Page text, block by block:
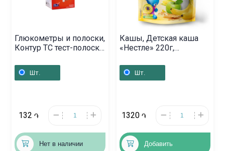
Глюкометры и полоски,
Контур ТС тест-полоски
Шт.
132 ֏
Нет в наличии
Кашы, Детская каша
«Нестле» 220г,
Шт.
1320 ֏
Добавить